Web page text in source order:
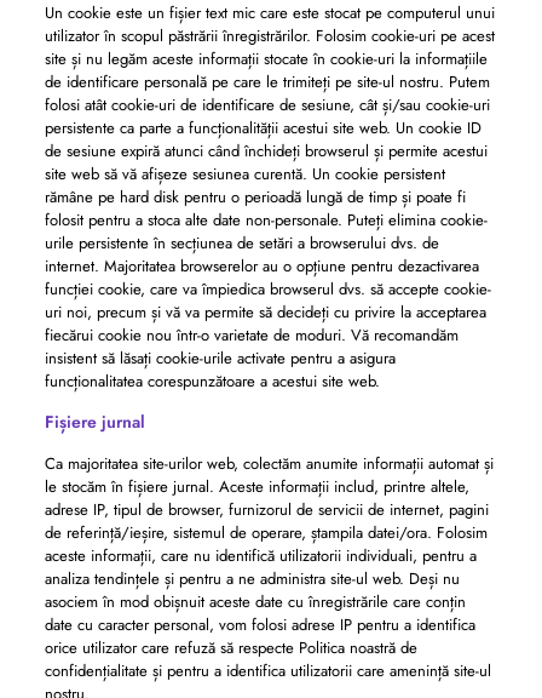
Un cookie este un fișier text mic care este stocat pe computerul unui
utilizator în scopul păstrării înregistrărilor. Folosim cookie-uri pe acest
site și nu legăm aceste informații stocate în cookie-uri la informațiile
de identificare personală pe care le trimiteți pe site-ul nostru. Putem
folosi atât cookie-uri de identificare de sesiune, cât și/sau cookie-uri
persistente ca parte a funcționalității acestui site web. Un cookie ID
de sesiune expiră atunci când închideți browserul și permite acestui
site web să vă afișeze sesiunea curentă. Un cookie persistent
rămâne pe hard disk pentru o perioadă lungă de timp și poate fi
folosit pentru a stoca alte date non-personale. Puteți elimina cookie-
urile persistente în secțiunea de setări a browserului dvs. de
internet. Majoritatea browserelor au o opțiune pentru dezactivarea
funcției cookie, care va împiedica browserul dvs. să accepte cookie-
uri noi, precum și vă va permite să decideți cu privire la acceptarea
fiecărui cookie nou într-o varietate de moduri. Vă recomandăm
insistent să lăsați cookie-urile activate pentru a asigura
funcționalitatea corespunzătoare a acestui site web.
Fișiere jurnal
Ca majoritatea site-urilor web, colectăm anumite informații automat și
le stocăm în fișiere jurnal. Aceste informații includ, printre altele,
adrese IP, tipul de browser, furnizorul de servicii de internet, pagini
de referință/ieșire, sistemul de operare, ștampila datei/ora. Folosim
aceste informații, care nu identifică utilizatorii individuali, pentru a
analiza tendințele și pentru a ne administra site-ul web. Deși nu
asociem în mod obișnuit aceste date cu înregistrările care conțin
date cu caracter personal, vom folosi adrese IP pentru a identifica
orice utilizator care refuză să respecte Politica noastră de
confidențialitate și pentru a identifica utilizatorii care amenință site-ul